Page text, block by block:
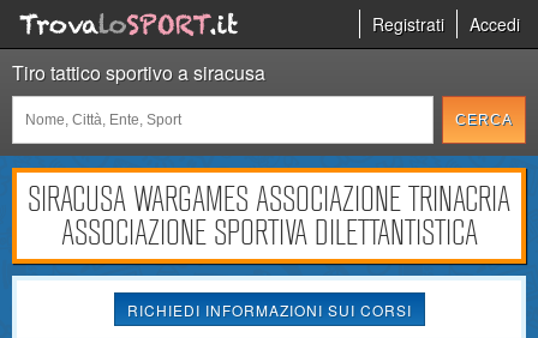
Registrati Accedi
Tiro tattico sportivo a siracusa
SIRACUSA WARGAMES ASSOCIAZIONE TRINACRIA
ASSOCIAZIONE SPORTIVA DILETTANTISTICA
RICHIEDI INFORMAZIONI SUI CORSI